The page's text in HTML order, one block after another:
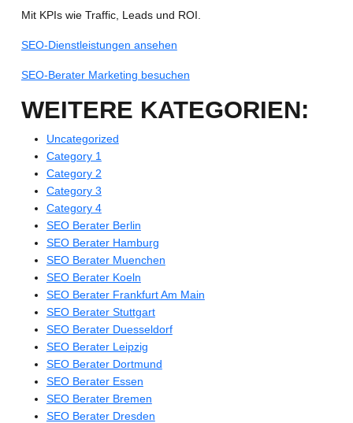
Mit KPIs wie Traffic, Leads und ROI.
SEO-Dienstleistungen ansehen
SEO-Berater Marketing besuchen
WEITERE KATEGORIEN:
Uncategorized
Category 1
Category 2
Category 3
Category 4
SEO Berater Berlin
SEO Berater Hamburg
SEO Berater Muenchen
SEO Berater Koeln
SEO Berater Frankfurt Am Main
SEO Berater Stuttgart
SEO Berater Duesseldorf
SEO Berater Leipzig
SEO Berater Dortmund
SEO Berater Essen
SEO Berater Bremen
SEO Berater Dresden